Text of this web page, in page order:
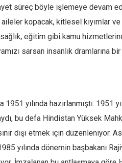
süreç böyle işlemeye devam
aileler kopacak, kitlesel kıyımlar
eğitim gibi kamu
sarsan insanlık dramlarına
yılında hazırlanmıştı. 1951
bu defa Hindistan Yüksek
dışı etmek için düzenleniyor.
yılında dönemin başbakanı